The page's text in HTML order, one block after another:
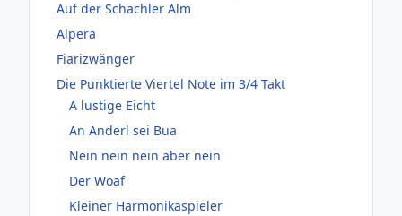
Auf der Schachler Alm
Alpera
Fiarizwänger
Die Punktierte Viertel Note im 3/4 Takt
A lustige Eicht
An Anderl sei Bua
Nein nein nein aber nein
Der Woaf
Kleiner Harmonikaspieler